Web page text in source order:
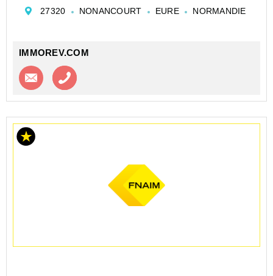
d'époque, ses poutres apparentes, sa belle hauteur
27320 NONANCOURT EURE NORMANDIE
IMMOREV.COM
Contacter l'agence